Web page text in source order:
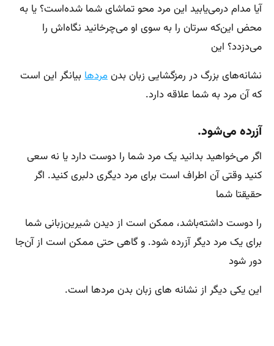
آیا مدام درمی‌یابید این مرد محو تماشای شما شده‌است؟ یا به
محض این‌که سرتان را به سوی او می‌چرخانید نگاه‌اش را
می‌دزدد؟ این
نشانه‌های بزرگ در رمزگشایی زبان بدنمردهابیانگر این است
که آن مرد به شما علاقه دارد.
آزرده می‌شود.
اگر می‌خواهید بدانید یک مرد شما را دوست دارد یا نه سعی
کنید وقتی آن اطراف است برای مرد دیگری دلبری کنید. اگر
حقیقتا شما
را دوست داشته‌باشد، ممکن است از دیدن شیرین‌زبانی شما
برای یک مرد دیگر آزرده شود. و گاهی حتی ممکن است از آن‌جا
دور شود
این یکی دیگر از نشانه های زبان بدن مردها است.